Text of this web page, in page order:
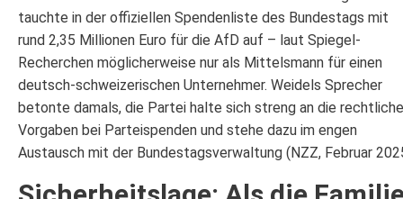
tauchte in der offiziellen Spendenliste des Bundestags mit
rund 2,35 Millionen Euro für die AfD auf – laut Spiegel-
Recherchen möglicherweise nur als Mittelsmann für einen
deutsch-schweizerischen Unternehmer. Weidels Sprecher
betonte damals, die Partei halte sich streng an die
Vorgaben bei Parteispenden und stehe dazu im engen
Austausch mit der Bundestagsverwaltung (NZZ, Februar